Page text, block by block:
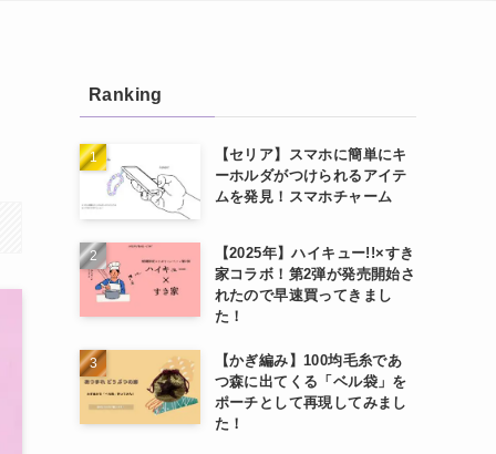
Ranking
【セリア】スマホに簡単にキ
ーホルダがつけられるアイテ
ムを発見！スマホチャーム
【2025年】ハイキュー!!×すき
家コラボ！第2弾が発売開始さ
れたので早速買ってきまし
た！
【かぎ編み】100均毛糸であ
つ森に出てくる「ベル袋」を
ポーチとして再現してみまし
た！